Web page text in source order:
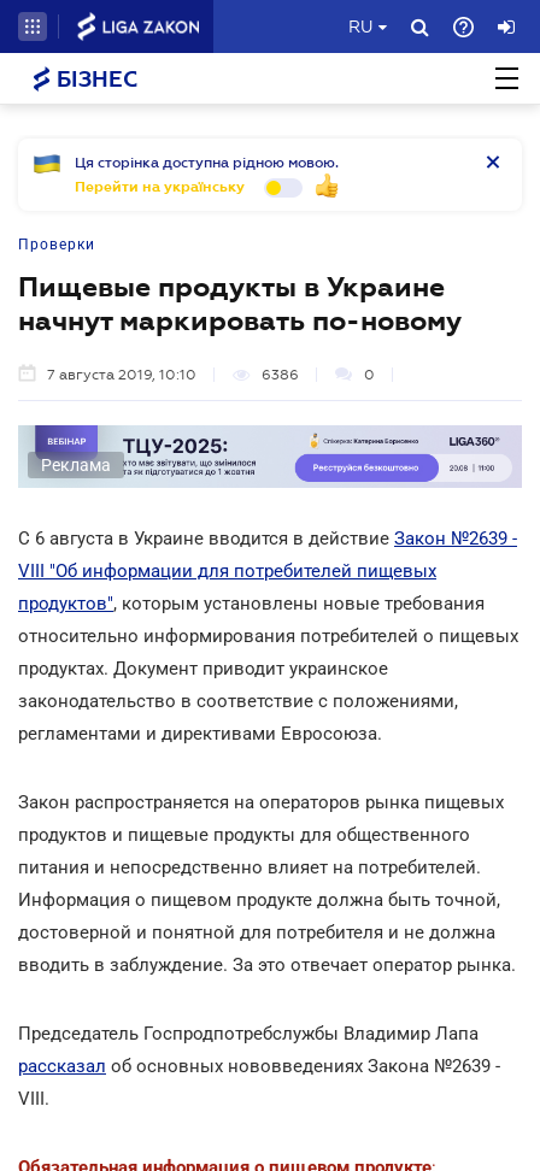
RU
БІЗНЕС
Ця сторінка доступна рідною мовою.
Перейти на українську
Проверки
Пищевые продукты в Украине
начнут маркировать по-новому
7 августа 2019, 10:10 6386 0
Реклама
С 6 августа в Украине вводится в действие Закон №2639 -
VIII "Об информации для потребителей пищевых
продуктов", которым установлены новые требования
относительно информирования потребителей о пищевых
продуктах. Документ приводит украинское
законодательство в соответствие с положениями,
регламентами и директивами Евросоюза.
Закон распространяется на операторов рынка пищевых
продуктов и пищевые продукты для общественного
питания и непосредственно влияет на потребителей.
Информация о пищевом продукте должна быть точной,
достоверной и понятной для потребителя и не должна
вводить в заблуждение. За это отвечает оператор рынка.
Председатель Госпродпотребслужбы Владимир Лапа
рассказал об основных нововведениях Закона №2639 -
VIII.